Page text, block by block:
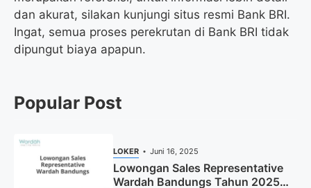
dan akurat, silakan kunjungi situs resmi Bank BRI.
Ingat, semua proses perekrutan di Bank BRI tidak
dipungut biaya apapun.
Popular Post
LOKER Juni 16, 2025
Lowongan Sales Representative
Wardah Bandungs Tahun 2025